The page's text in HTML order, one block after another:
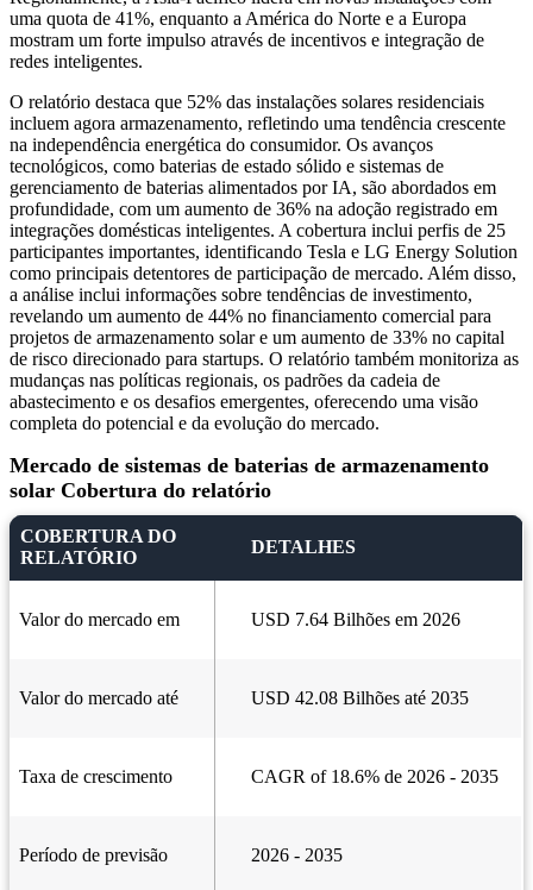
uma quota de 41%, enquanto a América do Norte e a Europa
mostram um forte impulso através de incentivos e integração de
redes inteligentes.
O relatório destaca que 52% das instalações solares residenciais
incluem agora armazenamento, refletindo uma tendência crescente
na independência energética do consumidor. Os avanços
tecnológicos, como baterias de estado sólido e sistemas de
gerenciamento de baterias alimentados por IA, são abordados em
profundidade, com um aumento de 36% na adoção registrado em
integrações domésticas inteligentes. A cobertura inclui perfis de 25
participantes importantes, identificando Tesla e LG Energy Solution
como principais detentores de participação de mercado. Além disso,
a análise inclui informações sobre tendências de investimento,
revelando um aumento de 44% no financiamento comercial para
projetos de armazenamento solar e um aumento de 33% no capital
de risco direcionado para startups. O relatório também monitoriza as
mudanças nas políticas regionais, os padrões da cadeia de
abastecimento e os desafios emergentes, oferecendo uma visão
completa do potencial e da evolução do mercado.
Mercado de sistemas de baterias de armazenamento
solar Cobertura do relatório
COBERTURA DO
RELATÓRIO
DETALHES
Valor do mercado em USD 7.64 Bilhões em 2026
Valor do mercado até USD 42.08 Bilhões até 2035
Taxa de crescimento CAGR of 18.6% de 2026 - 2035
Período de previsão 2026 - 2035